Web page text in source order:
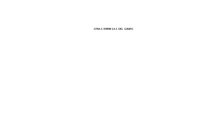
OTRAS EMPRESAS DEL GRUPO